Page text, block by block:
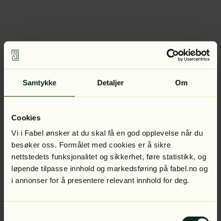
Samtykke Detaljer Om
Cookies
Vi i Fabel ønsker at du skal få en god opplevelse når du
besøker oss. Formålet med cookies er å sikre
nettstedets funksjonalitet og sikkerhet, føre statistikk, og
løpende tilpasse innhold og markedsføring på fabel.no og
i annonser for å presentere relevant innhold for deg.